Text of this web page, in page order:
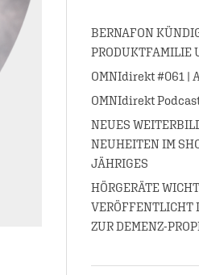
BERNAFON
PRODUKTFAMILIE
OMNIdirekt #061 |
OMNIdirekt
NEUES
NEUHEITEN IM
JÄHRIGES
HÖRGERÄTE
VERÖFFENTLICHT
ZUR DEMENZ-